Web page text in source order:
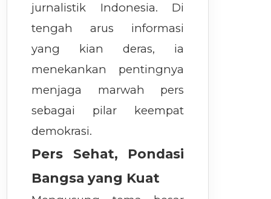
jurnalistik Indonesia. Di
tengah arus informasi
yang kian deras, ia
menekankan pentingnya
menjaga marwah pers
sebagai pilar keempat
demokrasi.
Pers Sehat, Pondasi
Bangsa yang Kuat